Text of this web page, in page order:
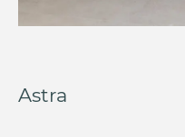
Astra